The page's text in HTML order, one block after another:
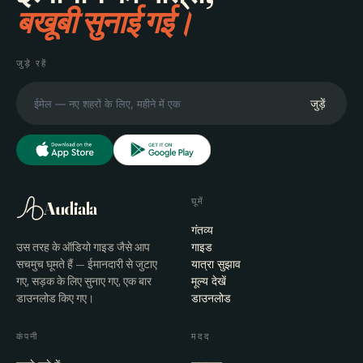
बखूबी सुनाई गई।
जुड़े रहें
जुड़ें
Audiala
उस तरह के ऑडियो गाइड जैसे आप
सचमुच घूमते हैं — ईमानदारी से जुटाए
गए, सड़क के लिए सुनाए गए, एक बार
डाउनलोड किए गए।
घूमें
गंतव्य
गाइड
यात्रा सुझाव
मूल्य देखें
डाउनलोड
कंपनी मदद